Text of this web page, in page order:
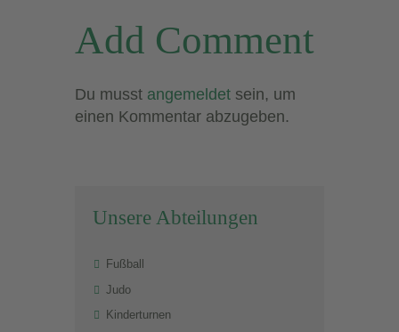
Add Comment
Du musst angemeldet sein, um
einen Kommentar abzugeben.
Unsere Abteilungen
Fußball
Judo
Kinderturnen